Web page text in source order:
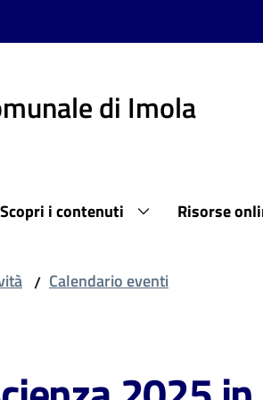
di Imola
Scopri i contenuti Risorse
/ Calendario eventi